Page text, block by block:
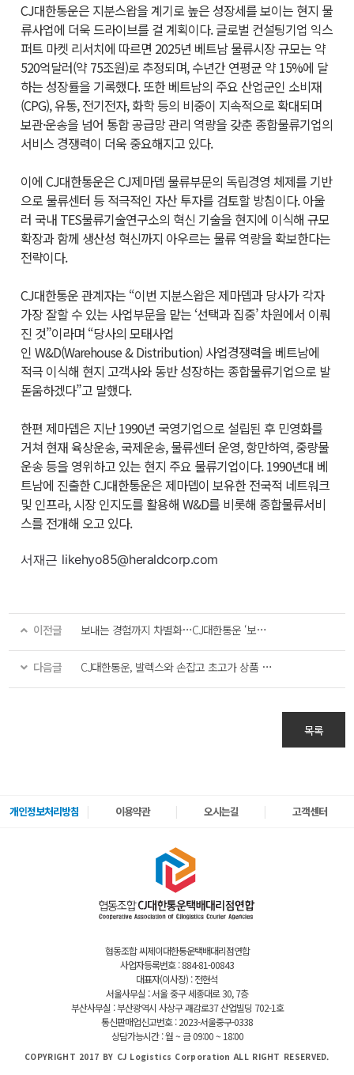
CJ대한통운은 지분스왑을 계기로 높은 성장세를 보이는 현지 물
류사업에 더욱 드라이브를 걸 계획이다. 글로벌 컨설팅기업 익스
퍼트 마켓 리서치에 따르면 2025년 베트남 물류시장 규모는 약
520억달러(약 75조원)로 추정되며, 수년간 연평균 약 15%에 달
하는 성장률을 기록했다. 또한 베트남의 주요 산업군인 소비재
(CPG), 유통, 전기전자, 화학 등의 비중이 지속적으로 확대되며
보관·운송을 넘어 통합 공급망 관리 역량을 갖춘 종합물류기업의
서비스 경쟁력이 더욱 중요해지고 있다.
이에CJ대한통운은CJ제마뎁 물류부문의 독립경영 체제를 기반
으로 물류센터 등 적극적인 자산 투자를 검토할 방침이다. 아울
러 국내 TES물류기술연구소의 혁신 기술을 현지에 이식해 규모
확장과 함께 생산성 혁신까지 아우르는 물류 역량을 확보한다는
전략이다.
CJ대한통운 관계자는 “이번 지분스왑은 제마뎁과 당사가 각자
가장 잘할 수 있는 사업부문을 맡는 ‘선택과 집중’ 차원에서 이뤄
진 것”이라며 “당사의 모태사업
인W&D(Warehouse&Distribution) 사업경쟁력을 베트남에
적극 이식해 현지 고객사와 동반 성장하는 종합물류기업으로 발
돋움하겠다”고 말했다.
한편 제마뎁은 지난 1990년 국영기업으로 설립된 후 민영화를
거쳐 현재 육상운송, 국제운송, 물류센터 운영, 항만하역, 중량물
운송 등을 영위하고 있는 현지 주요 물류기업이다. 1990년대 베
트남에 진출한CJ대한통운은 제마뎁이 보유한 전국적 네트워크
및 인프라, 시장 인지도를 활용해W&D를 비롯해 종합물류서비
스를 전개해 오고 있다.
서재근 likehyo85@heraldcorp.com
이전글 보내는 경험까지 차별화…CJ대한통운 ‘보내오네’ 출격
다음글 CJ대한통운, 발렉스와 손잡고 초고가 상품 프리미엄 배송 확대
목록
개인정보처리방침 이용약관 오시는길 고객센터
협동조합 씨제이대한통운택배대리점연합
사업자등록번호 : 884-81-00843
대표자(이사장) : 전현석
서울사무실 : 서울 중구 세종대로 30, 7층
부산사무실 : 부산광역시 사상구 괘감로37 산업빌딩 702-1호
통신판매업신고번호 : 2023-서울중구-0338
상담가능시간 : 월 ~ 금 09:00 ~ 18:00
COPYRIGHT 2017 BY CJ Logistics Corporation ALL RIGHT RESERVED.